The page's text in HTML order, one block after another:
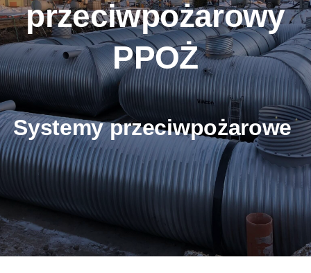
przeciwpożarowy
PPOŻ
Systemy przeciwpożarowe